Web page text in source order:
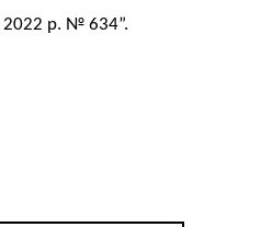
2022 р. № 634”.